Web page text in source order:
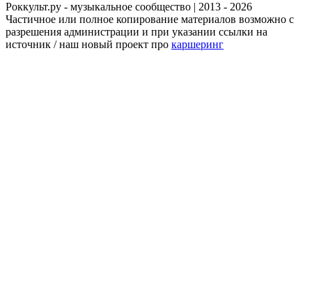
Роккульт.ру - музыкальное сообщество | 2013 - 2026
Частичное или полное копирование материалов возможно с
разрешения администрации и при указании ссылки на
источник / наш новый проект про каршеринг